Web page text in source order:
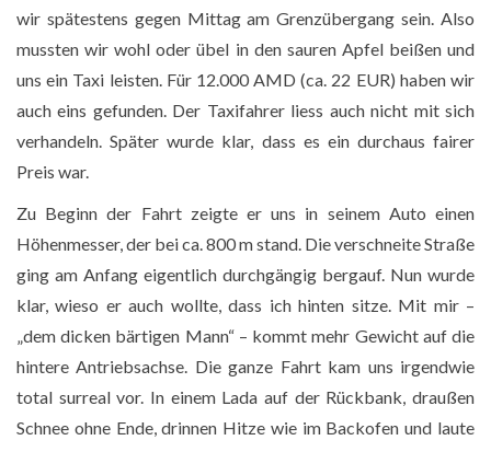
wir spätestens gegen Mittag am Grenzübergang sein. Also
mussten wir wohl oder übel in den sauren Apfel beißen und
uns ein Taxi leisten. Für 12.000 AMD (ca. 22 EUR) haben wir
auch eins gefunden. Der Taxifahrer liess auch nicht mit sich
verhandeln. Später wurde klar, dass es ein durchaus fairer
Preis war.
Zu Beginn der Fahrt zeigte er uns in seinem Auto einen
Höhenmesser, der bei ca. 800 m stand. Die verschneite Straße
ging am Anfang eigentlich durchgängig bergauf. Nun wurde
klar, wieso er auch wollte, dass ich hinten sitze. Mit mir –
„dem dicken bärtigen Mann“ – kommt mehr Gewicht auf die
hintere Antriebsachse. Die ganze Fahrt kam uns irgendwie
total surreal vor. In einem Lada auf der Rückbank, draußen
Schnee ohne Ende, drinnen Hitze wie im Backofen und laute